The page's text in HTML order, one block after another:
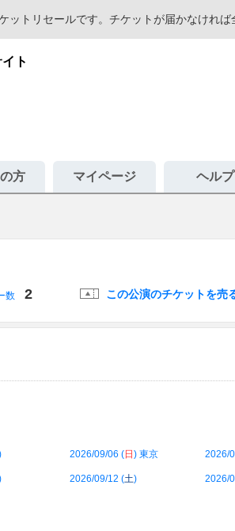
トリセールです。チケットが届かなけれ
ト
方 マイページ ヘルプ
数 2 この公演のチケットを売
2026/09/06 (日 ) 東京 2026/
2026/09/12 (土) 2026/